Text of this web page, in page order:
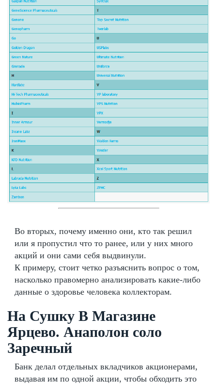
Во вторых, почему именно они, кто так решил
или я пропустил что то ранее, или у них много
акций и они сами себя выдвинули.
К примеру, стоит четко разъяснить вопрос о том,
насколько правомерно анализировать какие-либо
данные о здоровье человека коллекторам.
На Сушку В Магазине
Ярцево. Анаполон соло
Заречный
Банк делал отдельных вкладчиков акционерами,
выдавая им по одной акции, чтобы обходить это